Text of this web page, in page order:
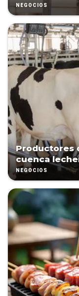
NEGOCIOS
Productores
cuenca
NEGOCIOS